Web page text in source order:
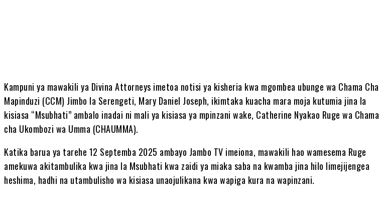
Kampuni ya mawakili ya Divina Attorneys imetoa notisi ya kisheria kwa mgombea ubunge wa Chama Cha
Mapinduzi (CCM) Jimbo la Serengeti, Mary Daniel Joseph, ikimtaka kuacha mara moja kutumia jina la
kisiasa “Msubhati” ambalo inadai ni mali ya kisiasa ya mpinzani wake, Catherine Nyakao Ruge wa Chama
cha Ukombozi wa Umma (CHAUMMA).
Katika barua ya tarehe 12 Septemba 2025 ambayo Jambo TV imeiona, mawakili hao wamesema Ruge
amekuwa akitambulika kwa jina la Msubhati kwa zaidi ya miaka saba na kwamba jina hilo limejijengea
heshima, hadhi na utambulisho wa kisiasa unaojulikana kwa wapiga kura na wapinzani.